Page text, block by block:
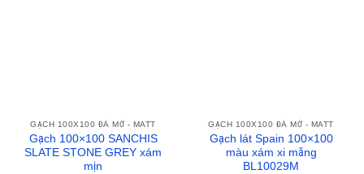
GẠCH 100X100 ĐÁ MỜ - MATT
Gạch 100×100 SANCHIS
SLATE STONE GREY xám
mịn
GẠCH 100X100 ĐÁ MỜ - MATT
Gạch lát Spain 100×100
màu xám xi măng
BL10029M